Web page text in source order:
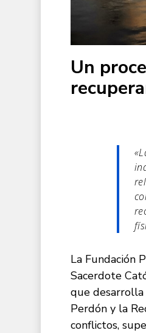
Un
La Fundación
Sacerdote
que
Perdón y la
conflictos,